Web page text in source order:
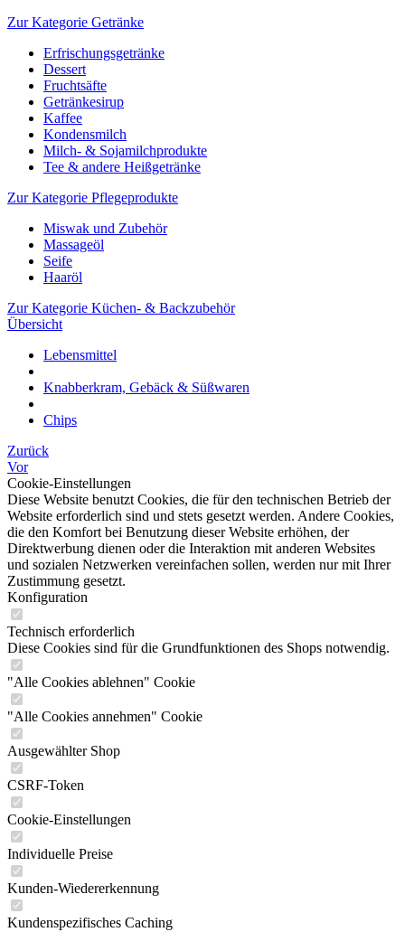
Zur Kategorie Getränke
Erfrischungsgetränke
Dessert
Fruchtsäfte
Getränkesirup
Kaffee
Kondensmilch
Milch- & Sojamilchprodukte
Tee & andere Heißgetränke
Zur Kategorie Pflegeprodukte
Miswak und Zubehör
Massageöl
Seife
Haaröl
Zur Kategorie Küchen- & Backzubehör
Übersicht
Lebensmittel
Knabberkram, Gebäck & Süßwaren
Chips
Zurück
Vor
Cookie-Einstellungen
Diese Website benutzt Cookies, die für den technischen Betrieb der
Website erforderlich sind und stets gesetzt werden. Andere Cookies,
die den Komfort bei Benutzung dieser Website erhöhen, der
Direktwerbung dienen oder die Interaktion mit anderen Websites
und sozialen Netzwerken vereinfachen sollen, werden nur mit Ihrer
Zustimmung gesetzt.
Konfiguration
Technisch erforderlich
Diese Cookies sind für die Grundfunktionen des Shops notwendig.
"Alle Cookies ablehnen" Cookie
"Alle Cookies annehmen" Cookie
Ausgewählter Shop
CSRF-Token
Cookie-Einstellungen
Individuelle Preise
Kunden-Wiedererkennung
Kundenspezifisches Caching